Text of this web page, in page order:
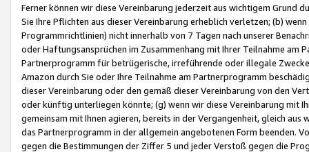
Ferner können wir diese Vereinbarung jederzeit aus wichtigem Grund
Sie Ihre Pflichten aus dieser Vereinbarung erheblich verletzen; (b)
Programmrichtlinien) nicht innerhalb von 7 Tagen nach unserer
oder Haftungsansprüchen im Zusammenhang mit Ihrer Teilnahme am
Partnerprogramm für betrügerische, irreführende oder illegale
Amazon durch Sie oder Ihre Teilnahme am Partnerprogramm
dieser Vereinbarung oder den gemäß dieser Vereinbarung von den
oder künftig unterliegen könnte; (g) wenn wir diese Vereinbarung mit
gemeinsam mit Ihnen agieren, bereits in der Vergangenheit, gleich
das Partnerprogramm in der allgemein angebotenen Form beenden.
gegen die Bestimmungen der Ziffer 5 und jeder Verstoß gegen die